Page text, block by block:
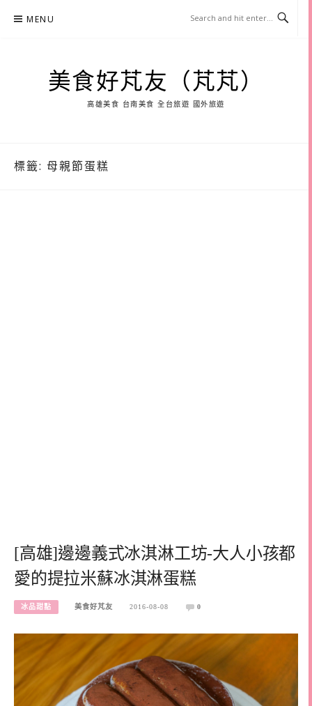
MENU
美食好芃友（芃芃）
高雄美食 台南美食 全台旅遊 國外旅遊
標籤: 母親節蛋糕
[高雄]邊邊義式冰淇淋工坊-大人小孩都
愛的提拉米蘇冰淇淋蛋糕
冰品甜點 美食好芃友 2016-08-08 0